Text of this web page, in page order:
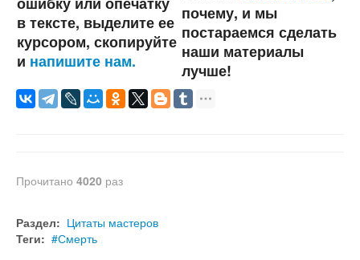
в тексте, выделите ее
курсором, скопируйте
и напишите нам.
почему, и мы
постараемся сделать
наши материалы
лучше!
Прочитано 4020 раз
Раздел: Цитаты мастеров
Теги:
Смерть